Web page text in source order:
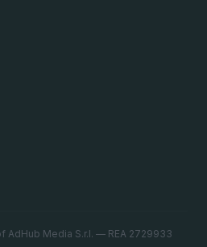
Media S.r.l. — REA 2729933